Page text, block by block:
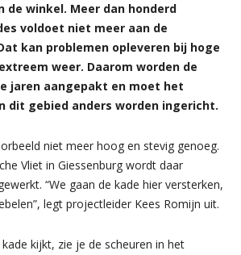
de winkel. Meer dan honderd
voldoet niet meer aan de
kan problemen opleveren bij hoge
weer. Daarom worden de
jaren aangepakt en moet het
dit gebied anders worden ingericht.
niet meer hoog en stevig genoeg.
Vliet in Giessenburg wordt daar
“We gaan de kade hier versterken,
legt projectleider Kees Romijn uit.
kijkt, zie je de scheuren in het